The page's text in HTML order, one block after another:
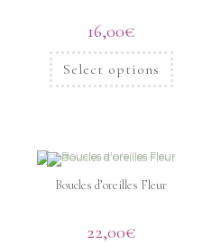
16,00€
Select options
Boucles d’oreilles Fleur
22,00€